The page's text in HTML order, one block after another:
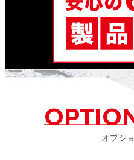
オプシ